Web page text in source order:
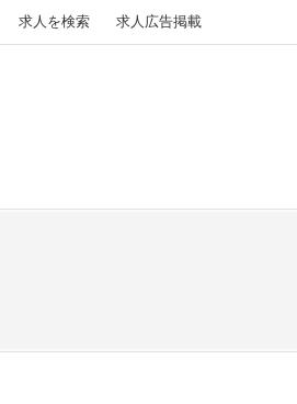
求人を検索 求人広告掲載